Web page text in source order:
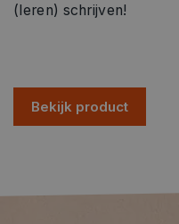
(leren) schrijven!
Bekijk product